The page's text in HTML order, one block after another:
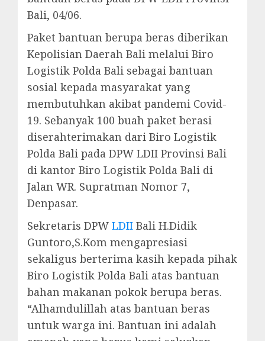
Bali, 04/06.
Paket bantuan berupa beras diberikan
Kepolisian Daerah Bali melalui Biro
Logistik Polda Bali sebagai bantuan
sosial kepada masyarakat yang
membutuhkan akibat pandemi Covid-
19. Sebanyak 100 buah paket berasi
diserahterimakan dari Biro Logistik
Polda Bali pada DPW LDII Provinsi Bali
di kantor Biro Logistik Polda Bali di
Jalan WR. Supratman Nomor 7,
Denpasar.
Sekretaris DPW LDII Bali H.Didik
Guntoro,S.Kom mengapresiasi
sekaligus berterima kasih kepada pihak
Biro Logistik Polda Bali atas bantuan
bahan makanan pokok berupa beras.
“Alhamdulillah atas bantuan beras
untuk warga ini. Bantuan ini adalah